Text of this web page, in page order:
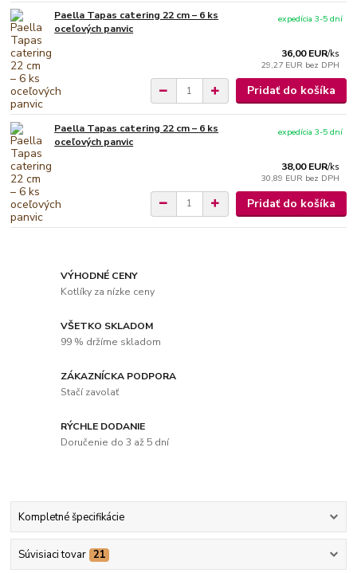
Paella Tapas catering 22 cm – 6 ks
oceľových panvic
36,00 EUR/ks
29,27 EUR bez DPH
expedícia 3-5 dní
Pridať do košíka
Paella Tapas catering 22 cm – 6 ks
oceľových panvic
38,00 EUR/ks
30,89 EUR bez DPH
expedícia 3-5 dní
Pridať do košíka
VÝHODNÉ CENY
Kotlíky za nízke ceny
VŠETKO SKLADOM
99 % držíme skladom
ZÁKAZNÍCKA PODPORA
Stačí zavolať
RÝCHLE DODANIE
Doručenie do 3 až 5 dní
Kompletné špecifikácie
Súvisiaci tovar 21